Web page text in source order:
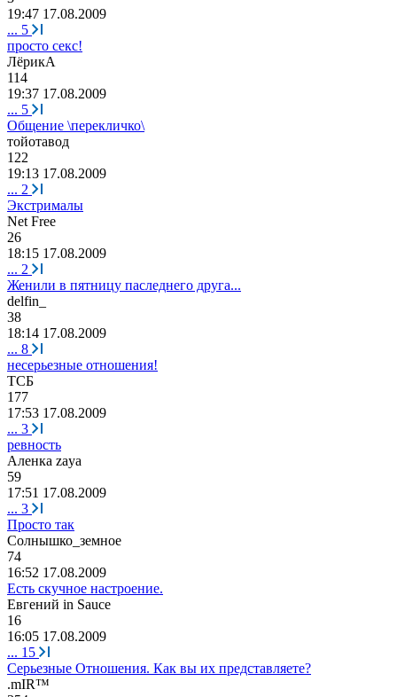
19:47 17.08.2009
... 5
просто секс!
ЛёрикА
114
19:37 17.08.2009
... 5
Общение \перекличко\
тойотавод
122
19:13 17.08.2009
... 2
Экстрималы
Net Free
26
18:15 17.08.2009
... 2
Женили в пятницу паследнего друга...
delfin_
38
18:14 17.08.2009
... 8
несерьезные отношения!
TСБ
177
17:53 17.08.2009
... 3
ревность
Аленка zaya
59
17:51 17.08.2009
... 3
Просто так
Солнышко земное
74
16:52 17.08.2009
Есть скучное настроение.
Евгений in Sauce
16
16:05 17.08.2009
... 15
Серьезные Отношения. Как вы их представляете?
.mIR™